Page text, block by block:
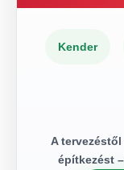
Kender
A
építkezést